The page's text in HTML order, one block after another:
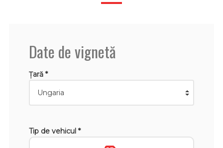
Date de vignetă
Țară *
Tip de vehicul *